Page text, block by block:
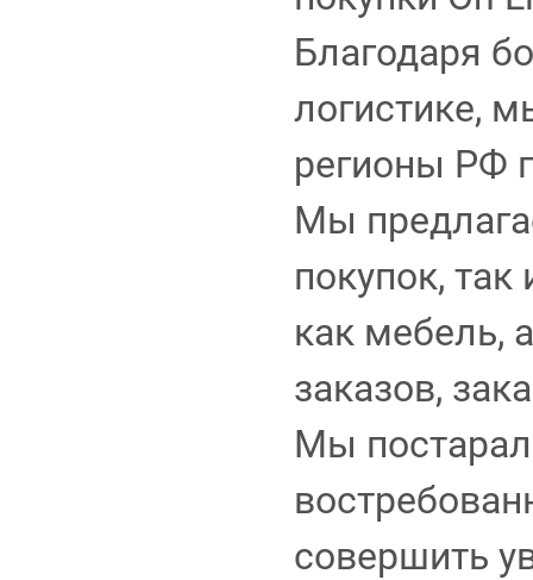
Благодаря
логистике,
регионы РФ
Мы
покупок, так
как мебель,
заказов,
Мы
совершить